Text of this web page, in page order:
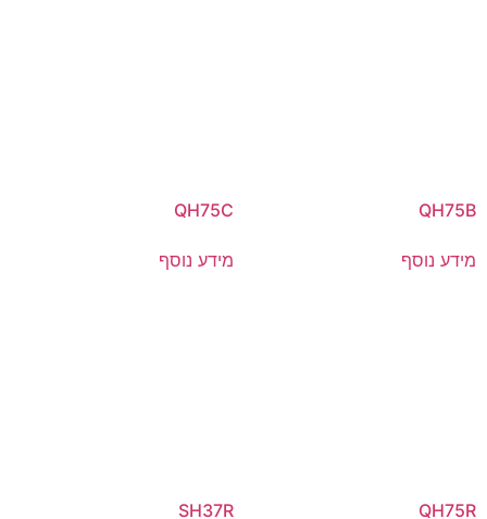
QH75B
מידע נוסף
QH75C
מידע נוסף
QH75R
SH37R